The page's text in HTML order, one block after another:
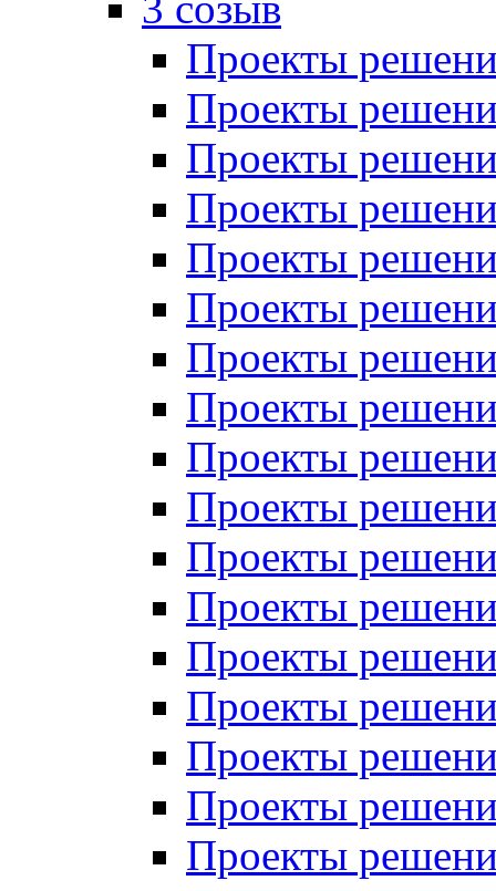
Проекты
Проекты
Проекты
Проекты
Проекты
Проекты
Проекты
Проекты
Проекты
Проекты
Проекты
Проекты
Проекты
Проекты
Проекты
Проекты
Проекты